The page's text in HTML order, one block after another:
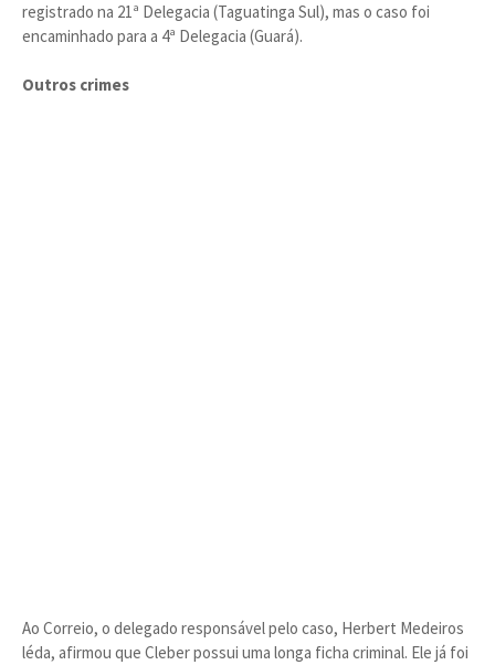
registrado na 21ª Delegacia (Taguatinga Sul), mas o caso foi
encaminhado para a 4ª Delegacia (Guará).
Outros crimes
Ao Correio, o delegado responsável pelo caso, Herbert Medeiros
léda, afirmou que Cleber possui uma longa ficha criminal. Ele já foi